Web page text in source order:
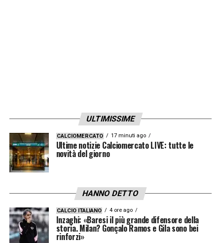
ULTIMISSIME
CALCIOMERCATO 17 minuti ago
Ultime notizie Calciomercato LIVE: tutte le
novità del giorno
HANNO DETTO
CALCIO ITALIANO 4 ore ago
Inzaghi: «Baresi il più grande difensore della
storia. Milan? Gonçalo Ramos e Gila sono bei
rinforzi»